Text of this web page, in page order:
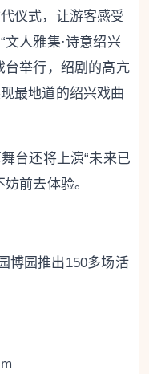
仪式，让游客感受
人雅集·诗意绍兴
举行，绍剧的高亢
最地道的绍兴戏曲
台还将上演“未来已
前去体验。
博园推出150多场活